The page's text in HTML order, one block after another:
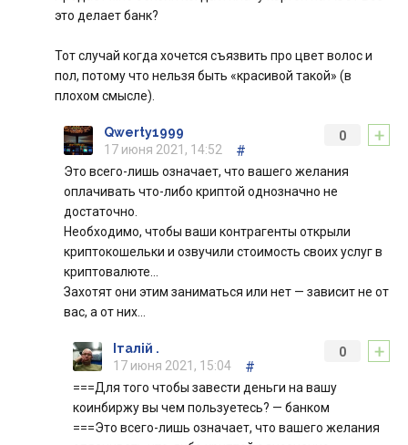
это делает банк?
Тот случай когда хочется съязвить про цвет волос и
пол, потому что нельзя быть «красивой такой» (в
плохом смысле).
+
0
Qwerty1999
17 июня 2021, 14:52
#
Это всего-лишь означает, что вашего желания
оплачивать что-либо криптой однозначно не
достаточно.
Необходимо, чтобы ваши контрагенты открыли
криптокошельки и озвучили стоимость своих услуг в
криптовалюте…
Захотят они этим заниматься или нет — зависит не от
вас, а от них…
+
0
Італій .
17 июня 2021, 15:04
#
===Для того чтобы завести деньги на вашу
коинбиржу вы чем пользуетесь? — банком
===Это всего-лишь означает, что вашего желания